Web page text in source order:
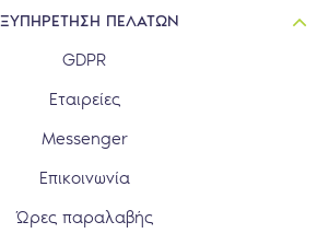
ΠΕΛΑΤΩΝ
GDPR
Εταιρείες
Messenger
Επικοινωνία
Ώρες παραλαβής